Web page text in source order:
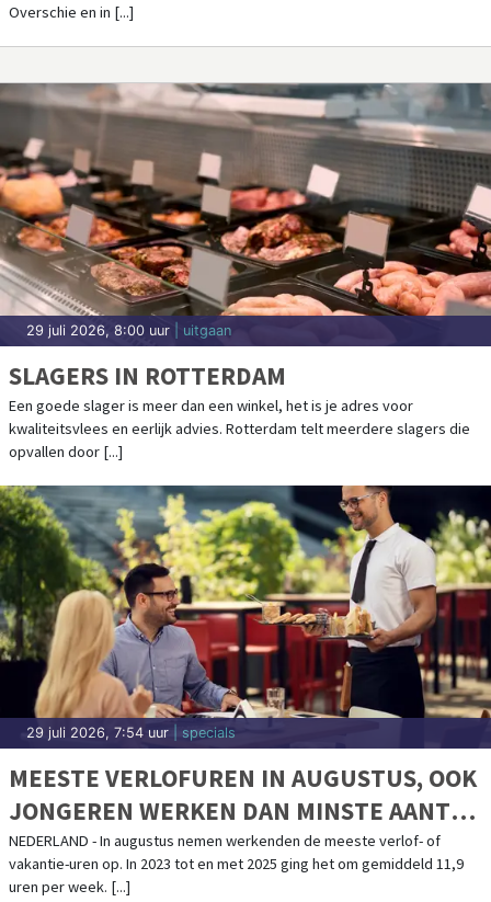
Overschie en in [...]
29 juli 2026, 8:00 uur | uitgaan
SLAGERS IN ROTTERDAM
Een goede slager is meer dan een winkel, het is je adres voor
kwaliteitsvlees en eerlijk advies. Rotterdam telt meerdere slagers die
opvallen door [...]
29 juli 2026, 7:54 uur | specials
MEESTE VERLOFUREN IN AUGUSTUS, OOK
JONGEREN WERKEN DAN MINSTE AANTAL
UREN
NEDERLAND - In augustus nemen werkenden de meeste verlof- of
vakantie-uren op. In 2023 tot en met 2025 ging het om gemiddeld 11,9
uren per week. [...]